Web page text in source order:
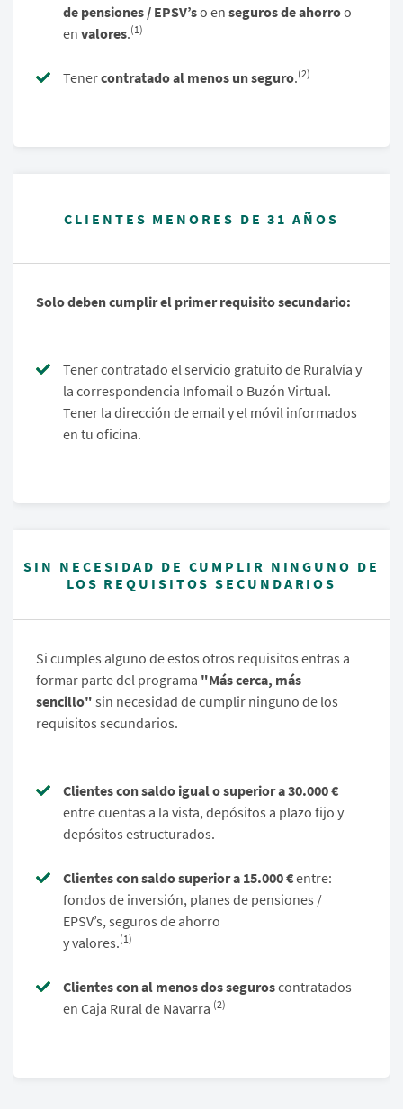
de pensiones / EPSV’so en seguros de ahorroo
en valores.(1)
Tenercontratado al menos un seguro.(2)
CLIENTES MENORES DE 31 AÑOS
Solo deben cumplir el primer requisito secundario:
Tener contratado el servicio gratuito de Ruralvía y
la correspondencia Infomail o Buzón Virtual.
Tener la dirección de email y el móvil informados
en tu oficina.
SIN NECESIDAD DE CUMPLIR NINGUNO DE
LOS REQUISITOS SECUNDARIOS
Si cumples alguno de estos otros requisitos entras a
formar parte del programa "Más cerca, más
sencillo" sin necesidad de cumplir ninguno de los
requisitos secundarios.
Clientes con saldo igual o superior a 30.000 €
entre cuentas a la vista, depósitos a plazo fijo y
depósitos estructurados.
Clientes con saldo superior a 15.000 €entre:
fondos de inversión, planes de pensiones /
EPSV’s, seguros de ahorro
y valores.(1)
Clientes con al menos dos seguroscontratados
en Caja Rural de Navarra (2)